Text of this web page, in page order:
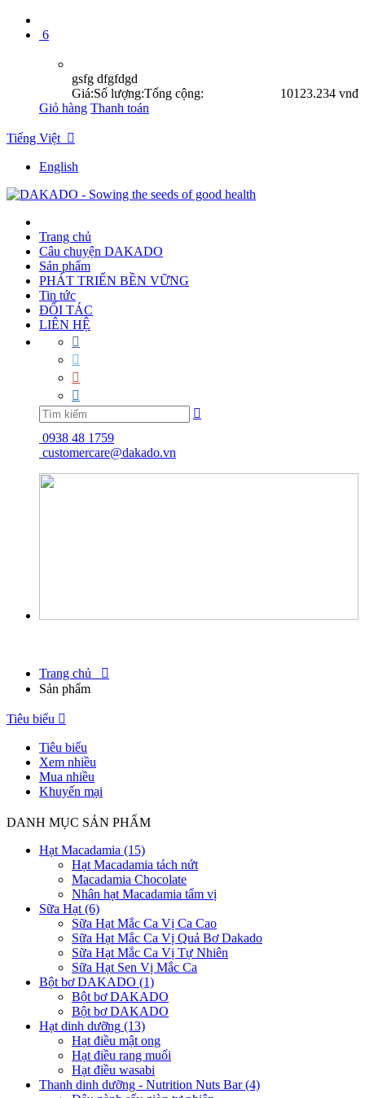
6
gsfg dfgfdgd
Giá:
123.234 vnđ
Số lượng: 10
Tổng cộng:
Giỏ hàng Thanh toán
Tiếng Việt 
English
Trang chủ
Câu chuyện DAKADO
Sản phẩm
PHÁT TRIỂN BỀN VỮNG
Tin tức
ĐỐI TÁC
LIÊN HỆ





0938 48 1759
customercare@dakado.vn
Trang chủ

Sản phẩm
Tiêu biểu 
Tiêu biểu
Xem nhiều
Mua nhiều
Khuyến mại
DANH MỤC SẢN PHẨM
Hạt Macadamia (15)
Hạt Macadamia tách nứt
Macadamia Chocolate
Nhân hạt Macadamia tẩm vị
Sữa Hạt (6)
Sữa Hạt Mắc Ca Vị Ca Cao
Sữa Hạt Mắc Ca Vị Quả Bơ Dakado
Sữa Hạt Mắc Ca Vị Tự Nhiên
Sữa Hạt Sen Vị Mắc Ca
Bột bơ DAKADO (1)
Bột bơ DAKADO
Bột bơ DAKADO
Hạt dinh dưỡng (13)
Hạt điều mật ong
Hạt điều rang muối
Hạt điều wasabi
Thanh dinh dưỡng - Nutrition Nuts Bar (4)